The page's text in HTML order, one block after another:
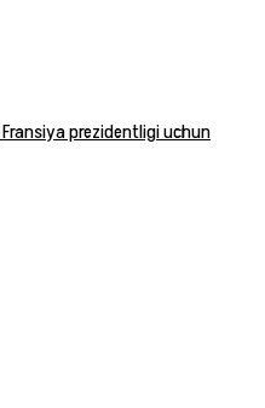
prezidentligi uchun